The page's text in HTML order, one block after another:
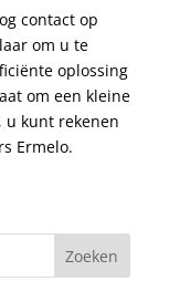
contact op
om u te
oplossing
om een kleine
u kunt rekenen
Ermelo.